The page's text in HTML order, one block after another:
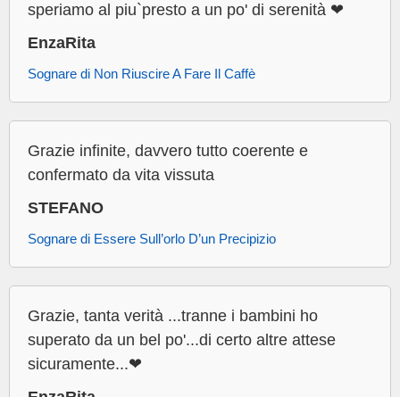
speriamo al piu`presto a un po' di serenità ❤
EnzaRita
Sognare di Non Riuscire A Fare Il Caffè
Grazie infinite, davvero tutto coerente e
confermato da vita vissuta
STEFANO
Sognare di Essere Sull’orlo D’un Precipizio
Grazie, tanta verità ...tranne i bambini ho
superato da un bel po'...di certo altre attese
sicuramente...❤